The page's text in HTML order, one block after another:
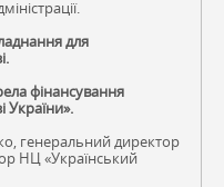
для
фінансування
України».
генеральний директор
НЦ «Український